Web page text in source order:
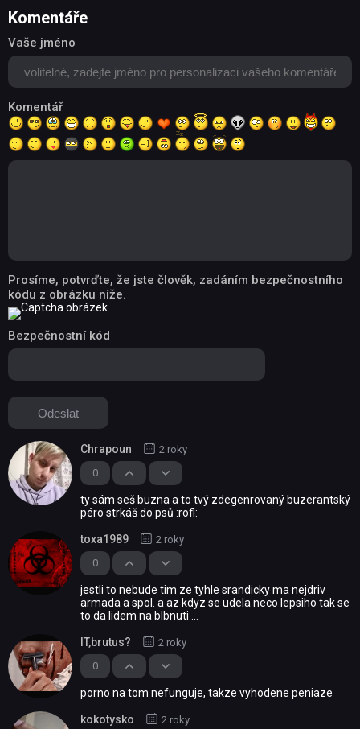
Komentáře
Vaše jméno
Komentář
Prosíme, potvrďte, že jste člověk, zadáním bezpečnostního
kódu z obrázku níže.
Bezpečnostní kód
0
Chrapoun 2 roky
ty sám seš buzna a to tvý zdegenrovaný buzerantský
péro strkáš do psů :rofl:
0
toxa1989 2 roky
jestli to nebude tim ze tyhle srandicky ma nejdriv
armada a spol. a az kdyz se udela neco lepsiho tak se
to da lidem na blbnuti ...
0
IT,brutus? 2 roky
porno na tom nefunguje, takze vyhodene peniaze
kokotysko 2 roky